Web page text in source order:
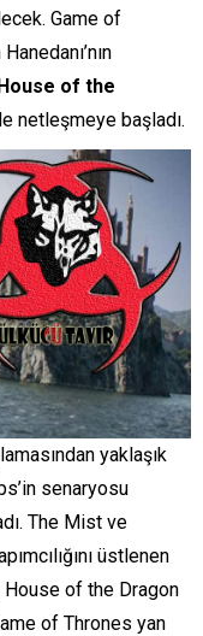
Game of
of the
netleşmeye başladı.
yaklaşık
senaryosu
The Mist ve
üstlenen
House of the Dragon
of Thrones yan